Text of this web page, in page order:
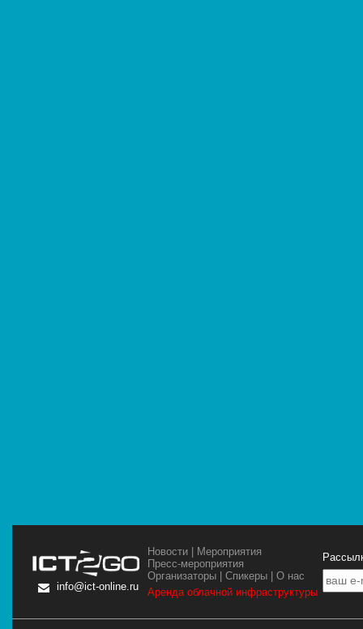
info@ict-online.ru
Новости | Мероприятия
Пресс-мероприятия
Организаторы |Спикеры |О нас
Аренда облачной инфраструктуры